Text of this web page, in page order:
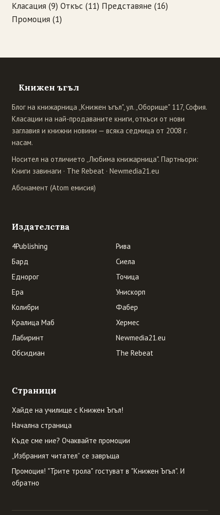
Класация (9) Откъс (11) Представяне (16)
Промоция (1)
Книжен ъгъл
Блог на книжарница „Книжен ъгъл", ул. „Оборище" 117, София.
Класации на най-продаваните книги, откъси от нови
заглавия и книжни новини — всяка седмица от 2008 г.
насам.
Носител на отличието „Любима книжарница". Партньори:
Книги завинаги · The Rebeat · Newmedia21.eu
Абонамент (Atom емисия)
Издателства
4Publishing
Бард
Еднорог
Ера
Колибри
Кралица Маб
Лабиринт
Обсидиан
Рива
Сиела
Точица
Унискорп
Фабер
Хермес
Newmedia21.eu
The Rebeat
Страници
Хайде на училище с Книжен Ъгъл!
Начална страница
Къде сме ние? Очаквайте промоции
„Избраният читател” се завръща
Промоция! "Трите трола" гостуват в "Книжен Ъгъл". И
обратно